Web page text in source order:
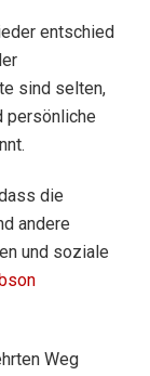
entschied
sind selten,
persönliche
die
andere
und soziale
Weg